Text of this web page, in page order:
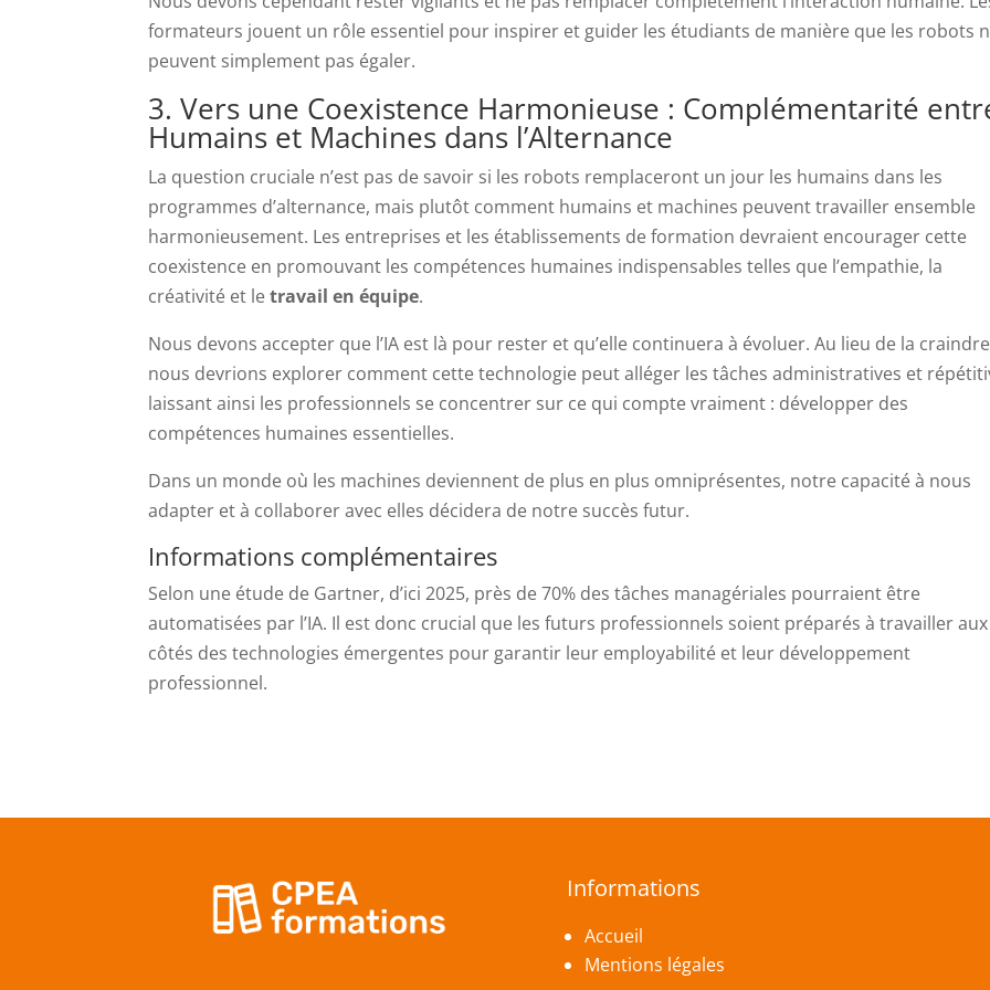
formateurs jouent un rôle essentiel pour inspirer et guider les étudiants de manière que les robots
peuvent simplement pas égaler.
3. Vers une Coexistence Harmonieuse : Complémentarité
Humains et Machines dans l’Alternance
La question cruciale n’est pas de savoir si les robots remplaceront un jour les humains dans les
programmes d’alternance, mais plutôt comment humains et machines peuvent travailler ensemble
harmonieusement. Les entreprises et les établissements de formation devraient encourager cette
coexistence en promouvant les compétences humaines indispensables telles que l’empathie, la
créativité et letravail en équipe.
Nous devons accepter que l’IA est là pour rester et qu’elle continuera à évoluer. Au lieu de la
nous devrions explorer comment cette technologie peut alléger les tâches administratives et
laissant ainsi les professionnels se concentrer sur ce qui compte vraiment : développer des
compétences humaines essentielles.
Dans un monde où les machines deviennent de plus en plus omniprésentes, notre capacité à nous
adapter et à collaborer avec elles décidera de notre succès futur.
Informations complémentaires
Selon une étude de Gartner, d’ici 2025, près de 70% des tâches managériales pourraient être
automatisées par l’IA. Il est donc crucial que les futurs professionnels soient préparés à travailler aux
côtés des technologies émergentes pour garantir leur employabilité et leur développement
professionnel.
Informations
Accueil
Mentions légales